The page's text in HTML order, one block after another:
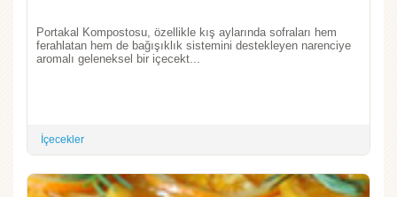
Portakal Kompostosu, özellikle kış aylarında sofraları hem
ferahlatan hem de bağışıklık sistemini destekleyen narenciye
aromalı geleneksel bir içecekt...
İçecekler